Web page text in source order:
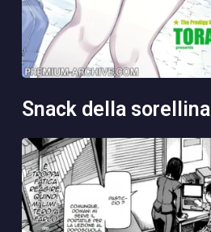
snack della sorellina